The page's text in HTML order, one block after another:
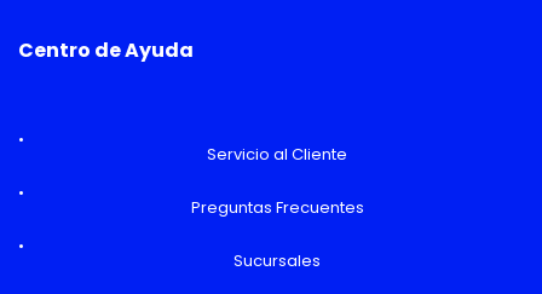
Centro de Ayuda
Servicio al Cliente
Preguntas Frecuentes
Sucursales